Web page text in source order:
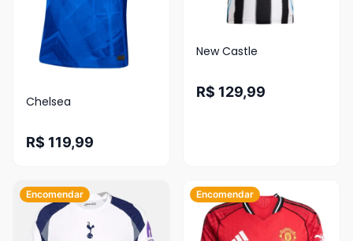
Chelsea
R$ 119,99
New Castle
R$ 129,99
Encomendar Encomendar